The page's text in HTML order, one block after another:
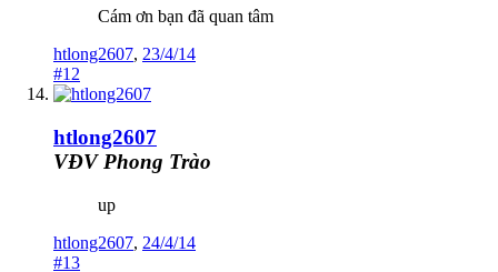
Cám ơn bạn đã quan tâm
htlong2607, 23/4/14
#12
htlong2607
VĐV Phong Trào
up
htlong2607, 24/4/14
#13